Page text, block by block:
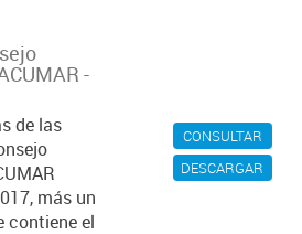
CONSULTAR
DESCARGAR
-
de las
más un
contiene el